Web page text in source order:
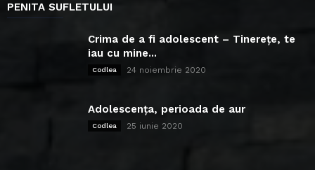
PENITA SUFLETULUI
Crima de a fi adolescent – Tinerețe, te
iau cu mine...
Codlea 24 noiembrie 2020
Adolescența, perioada de aur
Codlea 25 iunie 2020